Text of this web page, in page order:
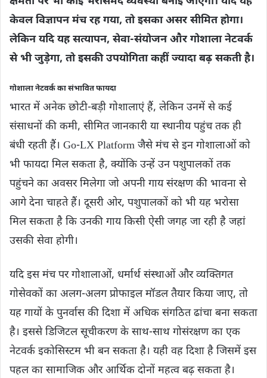
केवल विज्ञापन मंच रह गया, तो इसका असर सीमित होगा।
लेकिन यदि यह सत्यापन, सेवा-संयोजन और गोशाला नेटवर्क
से भी जुड़ेगा, तो इसकी उपयोगिता कहीं ज्यादा बढ़ सकती है।
गोशाला नेटवर्क का संभावित फायदा
भारत में अनेक छोटी-बड़ी गोशालाएं हैं, लेकिन उनमें से कई
संसाधनों की कमी, सीमित जानकारी या स्थानीय पहुंच तक ही
बंधी रहती हैं। Go-LX Platform जैसे मंच से इन गोशालाओं को
भी फायदा मिल सकता है, क्योंकि उन्हें उन पशुपालकों तक
पहुंचने का अवसर मिलेगा जो अपनी गाय संरक्षण की भावना से
आगे देना चाहते हैं। दूसरी ओर, पशुपालकों को भी यह भरोसा
मिल सकता है कि उनकी गाय किसी ऐसी जगह जा रही है जहां
उसकी सेवा होगी।
यदि इस मंच पर गोशालाओं, धर्मार्थ संस्थाओं और व्यक्तिगत
गोसेवकों का अलग-अलग प्रोफाइल मॉडल तैयार किया जाए, तो
यह गायों के पुनर्वास की दिशा में अधिक संगठित ढांचा बना सकता
है। इससे डिजिटल सूचीकरण के साथ-साथ गोसंरक्षण का एक
नेटवर्क इकोसिस्टम भी बन सकता है। यही वह दिशा है जिसमें इस
पहल का सामाजिक और आर्थिक दोनों महत्व बढ़ सकता है।